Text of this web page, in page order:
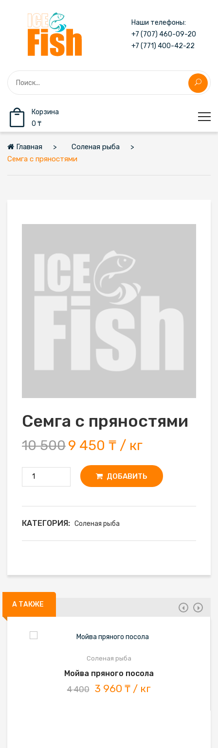
Наши телефоны:
+7 (707) 460-09-20
+7 (771) 400-42-22
Корзина
0 ₸
Главная
Соленая рыба
Семга с пряностями
Семга с пряностями
10 5009 450 ₸ / кг
ДОБАВИТЬ
КАТЕГОРИЯ: Соленая рыба
А ТАКЖЕ
Соленая рыба
Мойва пряного посола
4 400 3 960 ₸ / кг